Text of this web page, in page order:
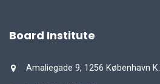
Board Institute
Amaliegade 9, 1256 København K.